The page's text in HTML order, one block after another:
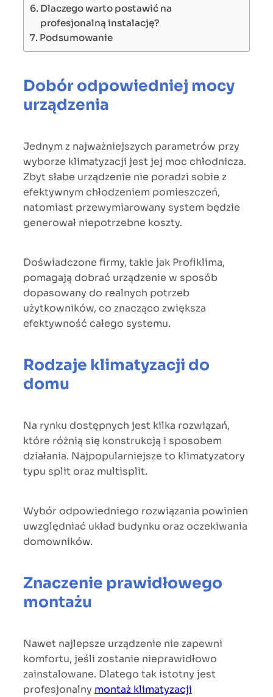
Dlaczego warto postawić na
profesjonalną instalację?
Podsumowanie
Dobór odpowiedniej mocy
urządzenia
Jednym z najważniejszych parametrów przy
wyborze klimatyzacji jest jej moc chłodnicza.
Zbyt słabe urządzenie nie poradzi sobie z
efektywnym chłodzeniem pomieszczeń,
natomiast przewymiarowany system będzie
generował niepotrzebne koszty.
Doświadczone firmy, takie jak Profiklima,
pomagają dobrać urządzenie w sposób
dopasowany do realnych potrzeb
użytkowników, co znacząco zwiększa
efektywność całego systemu.
Rodzaje klimatyzacji do
domu
Na rynku dostępnych jest kilka rozwiązań,
które różnią się konstrukcją i sposobem
działania. Najpopularniejsze to klimatyzatory
typu split oraz multisplit.
Wybór odpowiedniego rozwiązania powinien
uwzględniać układ budynku oraz oczekiwania
domowników.
Znaczenie prawidłowego
montażu
Nawet najlepsze urządzenie nie zapewni
komfortu, jeśli zostanie nieprawidłowo
zainstalowane. Dlatego tak istotny jest
profesjonalny montaż klimatyzacji